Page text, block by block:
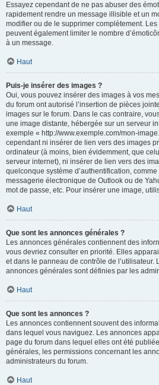
Essayez cependant de ne pas abuser des
rapidement rendre un message illisible et un
modifier ou de le supprimer complètement.
peuvent également limiter le nombre
à un message.
Haut
Puis-je insérer des images ?
Oui, vous pouvez insérer des images à vos
du forum ont autorisé l’insertion de pièces
images sur le forum. Dans le cas contraire,
une image distante, hébergée sur un serveur
exemple « http://www.exemple.com/mon-
cependant ni insérer de lien vers des images
ordinateur (à moins, bien évidemment, que
serveur internet), ni insérer de lien vers des
quelconque système d’authentification,
messagerie électronique de Outlook ou de
mot de passe, etc. Pour insérer une image,
Haut
Que sont les annonces générales ?
Les annonces générales contiennent des
vous devriez consulter en priorité. Elles
et dans le panneau de contrôle de l’utilisateur.
annonces générales sont définies par les
Haut
Que sont les annonces ?
Les annonces contiennent souvent des
dans lequel vous naviguez. Les annonces
page du forum dans lequel elles ont été
générales, les permissions concernant les
administrateurs du forum.
Haut